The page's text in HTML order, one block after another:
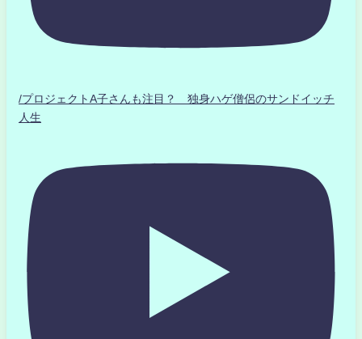
/プロジェクトA子さんも注目？ 独身ハゲ僧侶のサンドイッチ
人生